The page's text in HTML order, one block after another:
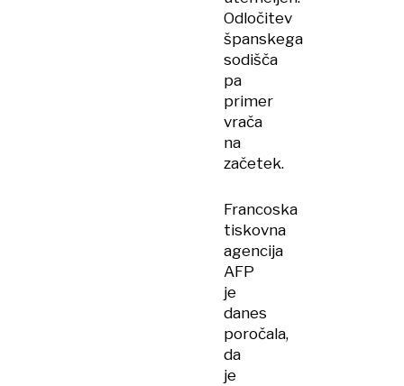
Odločitev
španskega
sodišča
pa
primer
vrača
na
začetek.
Francoska
tiskovna
agencija
AFP
je
danes
poročala,
da
je